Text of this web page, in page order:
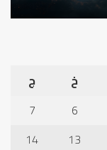
خ
ج
6
7
13
14